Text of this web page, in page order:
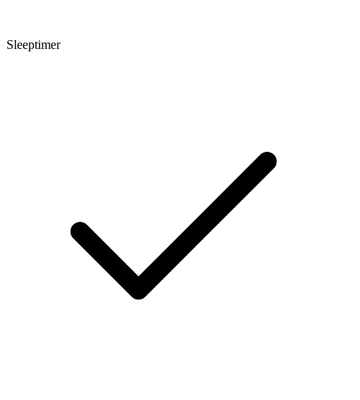
Sleeptimer